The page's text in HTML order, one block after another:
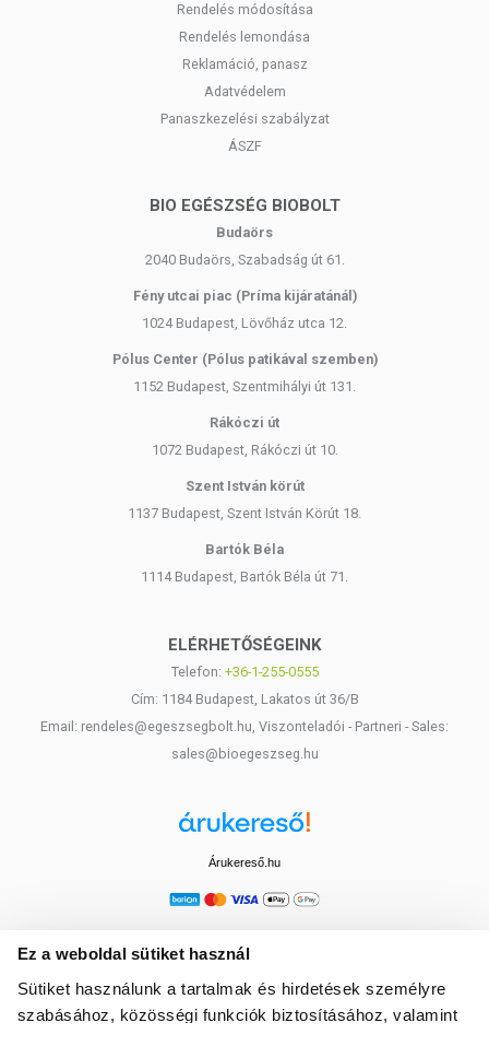
Ez a weboldal sütiket használ
Sütiket használunk a tartalmak és hirdetések személyre
szabásához, közösségi funkciók biztosításához, valamint
Rendelés módosítása
Rendelés lemondása
Reklamáció, panasz
Adatvédelem
Panaszkezelési szabályzat
ÁSZF
BIO EGÉSZSÉG BIOBOLT
Budaörs
2040 Budaörs, Szabadság út 61.
Fény utcai piac (Príma kijáratánál)
1024 Budapest, Lövőház utca 12.
Pólus Center (Pólus patikával szemben)
1152 Budapest, Szentmihályi út 131.
Rákóczi út
1072 Budapest, Rákóczi út 10.
Szent István körút
1137 Budapest, Szent István Körút 18.
Bartók Béla
1114 Budapest, Bartók Béla út 71.
ELÉRHETŐSÉGEINK
Telefon: +36-1-255-0555
Cím: 1184 Budapest, Lakatos út 36/B
Email: rendeles@egeszsegbolt.hu, Viszonteladói - Partneri - Sales:
sales@bioegeszseg.hu
Árukereső.hu